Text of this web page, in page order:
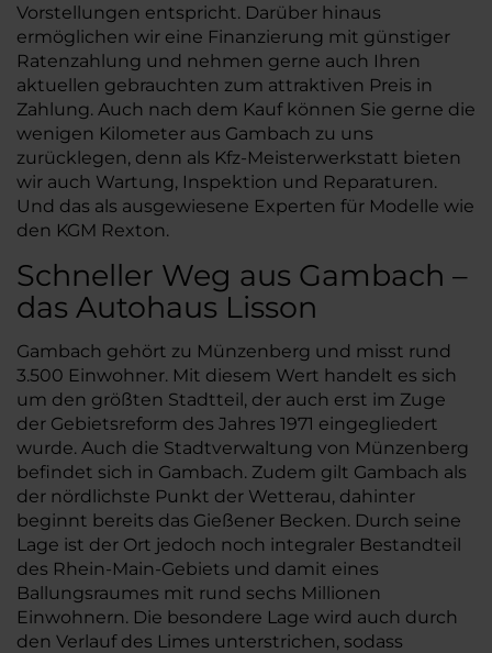
Vorstellungen entspricht. Darüber hinaus
ermöglichen wir eine Finanzierung mit günstiger
Ratenzahlung und nehmen gerne auch Ihren
aktuellen gebrauchten zum attraktiven Preis in
Zahlung. Auch nach dem Kauf können Sie gerne die
wenigen Kilometer aus Gambach zu uns
zurücklegen, denn als Kfz-Meisterwerkstatt bieten
wir auch Wartung, Inspektion und Reparaturen.
Und das als ausgewiesene Experten für Modelle wie
den KGM Rexton.
Schneller Weg aus Gambach –
das Autohaus Lisson
Gambach gehört zu Münzenberg und misst rund
3.500 Einwohner. Mit diesem Wert handelt es sich
um den größten Stadtteil, der auch erst im Zuge
der Gebietsreform des Jahres 1971 eingegliedert
wurde. Auch die Stadtverwaltung von Münzenberg
befindet sich in Gambach. Zudem gilt Gambach als
der nördlichste Punkt der Wetterau, dahinter
beginnt bereits das Gießener Becken. Durch seine
Lage ist der Ort jedoch noch integraler Bestandteil
des Rhein-Main-Gebiets und damit eines
Ballungsraumes mit rund sechs Millionen
Einwohnern. Die besondere Lage wird auch durch
den Verlauf des Limes unterstrichen, sodass